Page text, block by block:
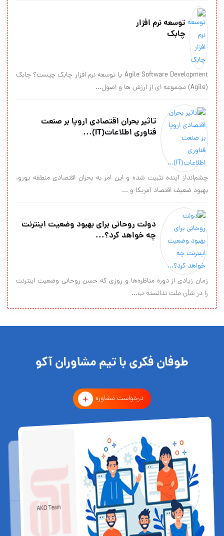
توسعه نرم افزار
چابک
Agile Software Development یا توسعه نرم افزار چابک چیست؟ چابک
(Agile) مجموعه ای از ارزش ها و اصول...
تاثیر بحران اقتصادی اروپا بر صنعت
فناوری اطلاعات(IT)...
چشم‌انداز آینده تثبیت شده و این امر به بحران اقتصادی منطقه یورو،
بهبود ضعیف اقتصاد آمریكا و ...
دولت روحانی برای بهبود وضعیت اینترنت
چه خواهد کرد؟...
زمان زیادی از دوره‌ مناظره‌ها و روزی که حسن روحانی وضعیت اینترنت
را در شأن ملت ندانسته ب...
طوفان فکری با تیم مشاوران آکو
درخواست مشاوره